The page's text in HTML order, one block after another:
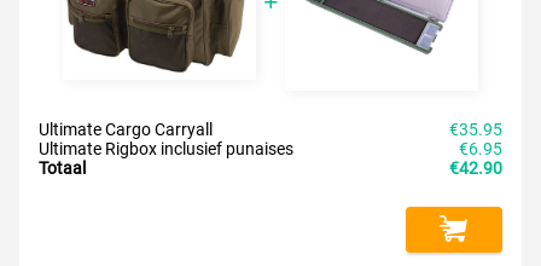
Ultimate Cargo Carryall
€35.95
Ultimate Rigbox inclusief punaises
€6.95
Totaal
€42.90